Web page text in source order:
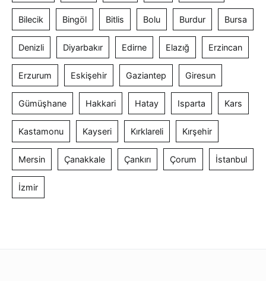
Bilecik Bingöl Bitlis Bolu Burdur Bursa
Denizli Diyarbakır Edirne Elazığ Erzincan
Erzurum Eskişehir Gaziantep Giresun
Gümüşhane Hakkari Hatay Isparta Kars
Kastamonu Kayseri Kırklareli Kırşehir
Mersin Çanakkale Çankırı Çorum İstanbul
İzmir